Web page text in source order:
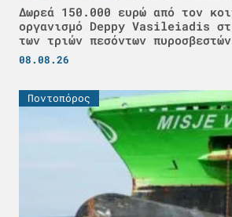
Δωρεά 150.000 ευρώ από τον
οργανισμό Deppy Vasileiadis
των τριών πεσόντων πυροσβεστών
08.08.26
Ποντοπόρος